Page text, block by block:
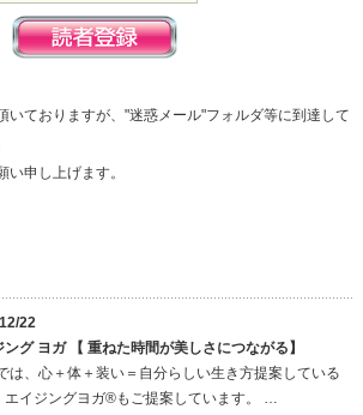
いておりますが、"迷惑メール"フォルダ等に到達して
い申し上げます。
22
ング ヨガ 【 重ねた時間が美しさにつながる】
は、心＋体＋装い＝自分らしい生き方提案している
エイジングヨガ®もご提案しています。 …